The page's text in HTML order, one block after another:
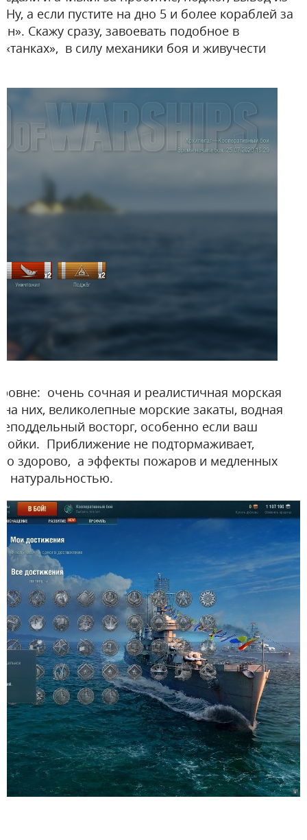
а если пустите на дно 5 и более кораблей за
Скажу сразу, завоевать подобное в
в силу механики боя и живучести
очень сочная и реалистичная морская
них, великолепные морские закаты, водная
восторг, особенно если ваш
Приближение не подтормаживает,
здорово, а эффекты пожаров и медленных
натуральностью.